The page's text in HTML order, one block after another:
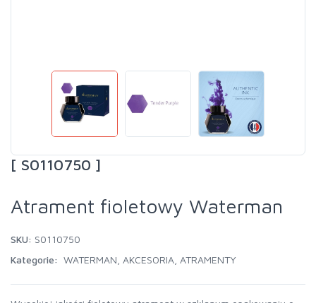
[ S0110750 ]
Atrament fioletowy Waterman
SKU: S0110750
Kategorie: WATERMAN AKCESORIA ATRAMENTY